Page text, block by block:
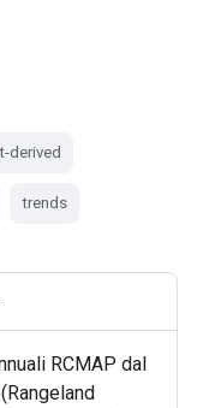
derived
trends
RCMAP dal